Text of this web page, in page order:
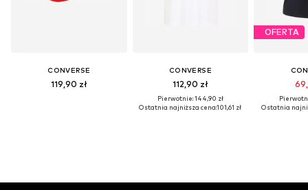
CONVERSE
119,90 zł
CONVERSE
112,90 zł
Pierwotnie: 144,90 zł
Ostatnia najniższa cena:101,61 zł
OFERTA
Ostatnia